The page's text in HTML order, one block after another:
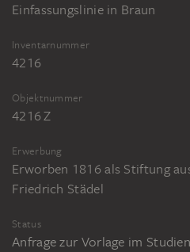
Einfassungslinie in Braun
Inventarnummer
4216
Objektnummer
4216 Z
Erwerbung
Erworben 1816 als Stiftung
Friedrich Städel
Status
Anfrage zur Vorlage im